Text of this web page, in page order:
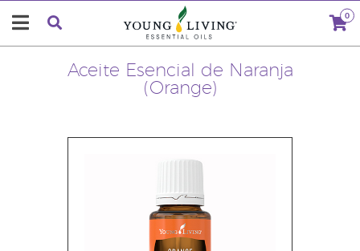
0
Aceite Esencial de Naranja
(Orange)